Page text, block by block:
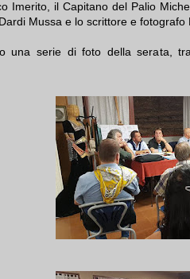
Imerito, il Capitano del Palio
Mussa e lo scrittore e fotografo
una serie di foto della serata,